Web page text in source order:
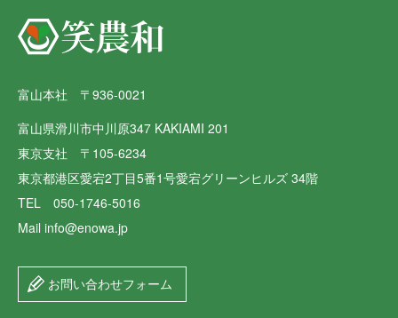
富山本社 〒936-0021
富山県滑川市中川原347 KAKIAMI 201
東京支社 〒105-6234
東京都港区愛宕2丁目5番1号愛宕グリーンヒルズ 34階
TEL 050-1746-5016
Mail info@enowa.jp
お問い合わせフォーム